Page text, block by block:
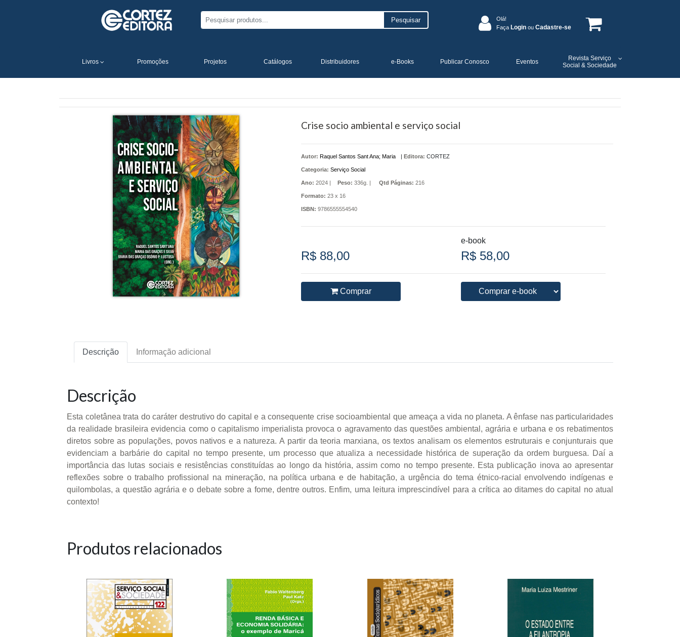
Pesquisar
Olá!
Faça Login ou Cadastre-se
Livros Promoções Projetos Catálogos Distribuidores e-Books Publicar Conosco Eventos
Revista Serviço
Social & Sociedade
Crise socio ambiental e serviço social
Autor: Raquel Santos Sant Ana; Maria | Editora: CORTEZ
Categoria: Serviço Social
Ano: 2024 | Peso: 336g. | Qtd Páginas: 216
Formato: 23 x 16
ISBN: 9786555554540
e-book
R$ 88,00 R$ 58,00
Comprar
Descrição Informação adicional
Descrição
Esta coletânea trata do caráter destrutivo do capital e a consequente crise socioambiental que ameaça a vida no planeta. A ênfase nas particularidades
da realidade brasileira evidencia como o capitalismo imperialista provoca o agravamento das questões ambiental, agrária e urbana e os rebatimentos
diretos sobre as populações, povos nativos e a natureza. A partir da teoria marxiana, os textos analisam os elementos estruturais e conjunturais que
evidenciam a barbárie do capital no tempo presente, um processo que atualiza a necessidade histórica de superação da ordem burguesa. Daí a
importância das lutas sociais e resistências constituídas ao longo da história, assim como no tempo presente. Esta publicação inova ao apresentar
reflexões sobre o trabalho profissional na mineração, na política urbana e de habitação, a urgência do tema étnico-racial envolvendo indígenas e
quilombolas, a questão agrária e o debate sobre a fome, dentre outros. Enfim, uma leitura imprescindível para a crítica ao ditames do capital no atual
contexto!
Produtos relacionados